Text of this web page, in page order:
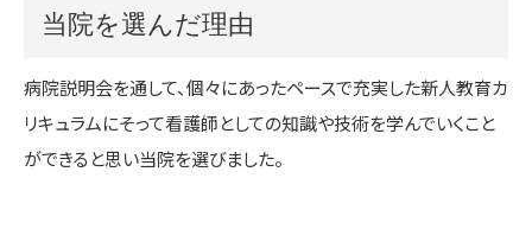
当院を選んだ理由
病院説明会を通して、個々にあったペースで充実した新人教育カ
リキュラムにそって看護師としての知識や技術を学んでいくこと
ができると思い当院を選びました。